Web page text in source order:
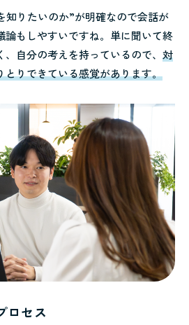
知りたいのか”が明確なので会話が
論もしやすいですね。単に聞いて終
自分の考えを持っているので、 対
とりできている感覚があります。
ロセス